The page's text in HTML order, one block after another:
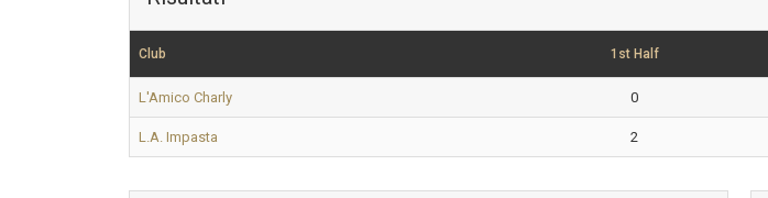
Club 1st Half
L'Amico Charly 0
L.A. Impasta 2